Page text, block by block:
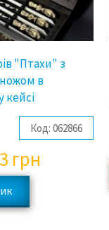
"Птахи" з
в
кейсі
Код: 062866
грн